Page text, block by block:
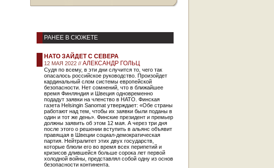
РАНЕЕ В СЮЖЕТЕ
НАТО ЗАЙДЕТ С СЕВЕРА
12 МАЯ 2022 // АЛЕКСАНДР ГОЛЬЦ
Судя по всему, в эти дни случится то, чего так
опасалось российское руководство. Произойдет
кардинальный слом системы европейской
безопасности. Нет сомнений, что в ближайшее
время Финляндия и Швеция одновременно
подадут заявки на членство в НАТО. Финская
газета Helsingin Sanomat утверждает: «Обе страны
работают над тем, чтобы их заявки были поданы в
один и тот же день». Финские президент и премьер
должны заявить об этом 12 мая. А через три дня
после этого о решении вступить в альянс объявит
правящая в Швеции социал-демократическая
партия. Нейтралитет этих двух государств,
которые блюли его во время всех перипетий и
кризисов длившейся больше сорока лет первой
холодной войны, представлял собой одну из основ
безопасности континента.